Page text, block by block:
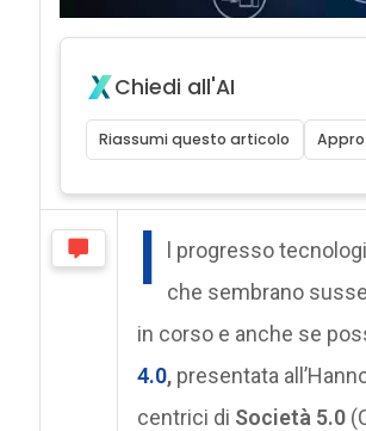
Chiedi all'AI
Riassumi questo articolo
I
l progresso
che sembrano
in corso e anche se
4.0, presentata
centrici di Società 5.0